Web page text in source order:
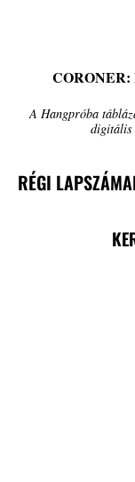
CORONER:
A Hangpróba
digitális
RÉGI